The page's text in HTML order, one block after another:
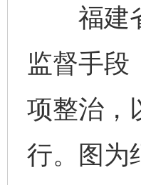
福建省
监督手段
项整治，
行。图为